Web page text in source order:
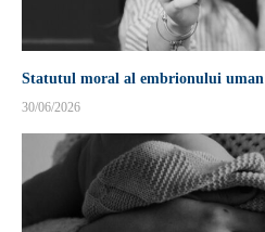
Statutul moral al embrionului uman
30/06/2026